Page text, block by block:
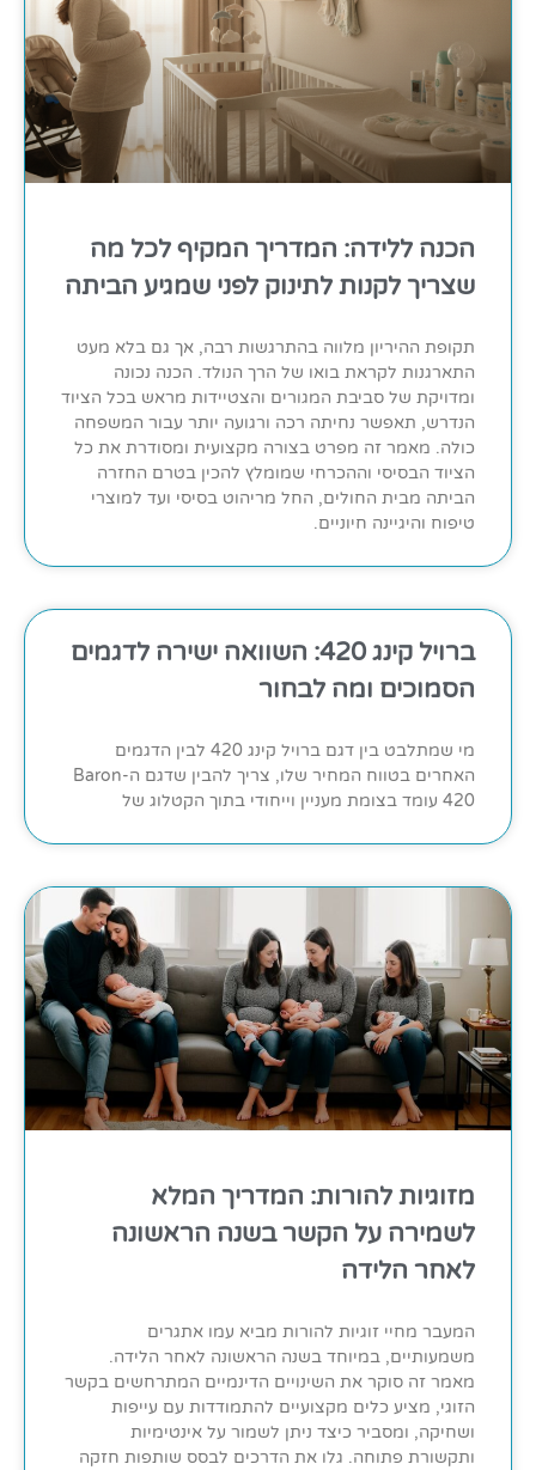
הכנה ללידה: המדריך המקיף לכל מה
שצריך לקנות לתינוק לפני שמגיע הביתה
תקופת ההיריון מלווה בהתרגשות רבה, אך גם בלא מעט
התארגנות לקראת בואו של הרך הנולד. הכנה נכונה
ומדויקת של סביבת המגורים והצטיידות מראש בכל הציוד
הנדרש, תאפשר נחיתה רכה ורגועה יותר עבור המשפחה
כולה. מאמר זה מפרט בצורה מקצועית ומסודרת את כל
הציוד הבסיסי וההכרחי שמומלץ להכין בטרם החזרה
הביתה מבית החולים, החל מריהוט בסיסי ועד למוצרי
טיפוח והיגיינה חיוניים.
ברויל קינג 420: השוואה ישירה לדגמים
הסמוכים ומה לבחור
מי שמתלבט בין דגם ברויל קינג 420 לבין הדגמים
האחרים בטווח המחיר שלו, צריך להבין שדגם ה-Baron
420 עומד בצומת מעניין וייחודי בתוך הקטלוג של
מזוגיות להורות: המדריך המלא
לשמירה על הקשר בשנה הראשונה
לאחר הלידה
המעבר מחיי זוגיות להורות מביא עמו אתגרים
משמעותיים, במיוחד בשנה הראשונה לאחר הלידה.
מאמר זה סוקר את השינויים הדינמיים המתרחשים בקשר
הזוגי, מציע כלים מקצועיים להתמודדות עם עייפות
ושחיקה, ומסביר כיצד ניתן לשמור על אינטימיות
ותקשורת פתוחה. גלו את הדרכים לבסס שותפות חזקה